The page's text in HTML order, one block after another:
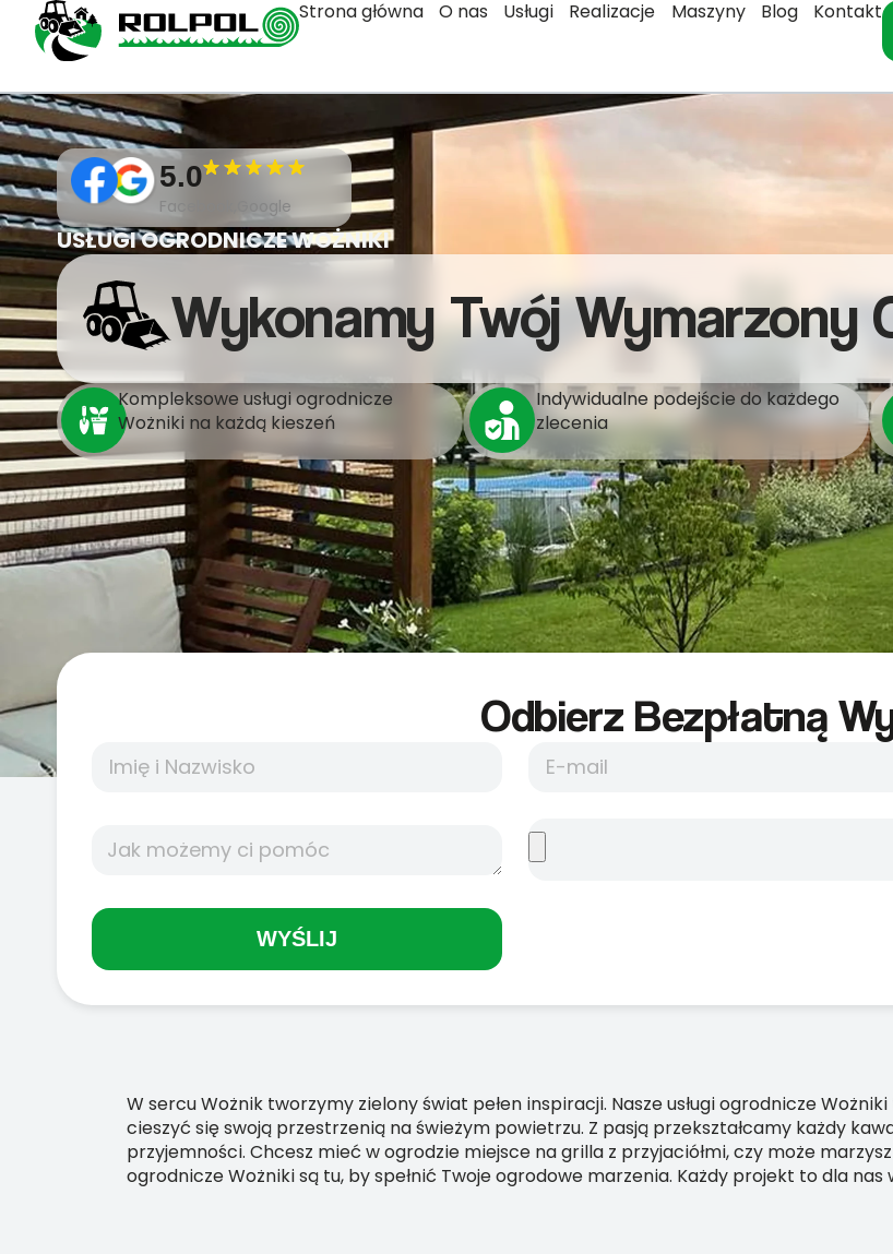
Strona główna O nas Usługi Realizacje Maszyny Blog Kontakt
5.0
Facebook,Google
USŁUGI OGRODNICZE WOŻNIKI
Wykonamy Twój Wymarzony
Kompleksowe usługi ogrodnicze
Wożniki na każdą kieszeń
Indywidualne podejście do każdego
zlecenia
Odbierz Bezpłatną
WYŚLIJ
W sercu Wożnik tworzymy zielony świat pełen inspiracji. Nasze usługi ogrodnicze
cieszyć się swoją przestrzenią na świeżym powietrzu. Z pasją przekształcamy każdy
przyjemności. Chcesz mieć w ogrodzie miejsce na grilla z przyjaciółmi, czy może
ogrodnicze Wożniki są tu, by spełnić Twoje ogrodowe marzenia. Każdy projekt to dla